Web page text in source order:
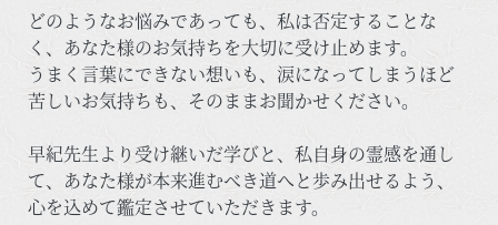
どのようなお悩みであっても、私は否定することな
く、あなた様のお気持ちを大切に受け止めます。
うまく言葉にできない想いも、涙になってしまうほど
苦しいお気持ちも、そのままお聞かせください。
早紀先生より受け継いだ学びと、私自身の霊感を通し
て、あなた様が本来進むべき道へと歩み出せるよう、
心を込めて鑑定させていただきます。